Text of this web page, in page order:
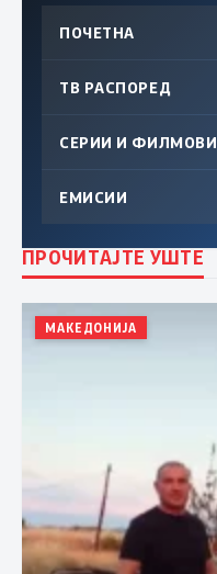
ПОЧЕТНА
ТВ РАСПОРЕД
СЕРИИ И ФИЛМОВИ
ЕМИСИИ
ПРОЧИТАЈТЕ УШТЕ
МАКЕДОНИЈА